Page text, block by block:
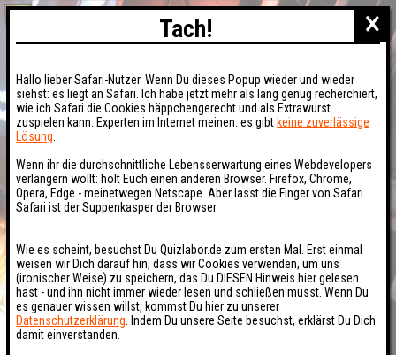
×
Tach!
Hallo lieber Safari-Nutzer. Wenn Du dieses Popup wieder und wieder
siehst: es liegt an Safari. Ich habe jetzt mehr als lang genug recherchiert,
wie ich Safari die Cookies häppchengerecht und als Extrawurst
zuspielen kann. Experten im Internet meinen: es gibt keine zuverlässige
Lösung
Wenn ihr die durchschnittliche Lebensserwartung eines Webdevelopers
verlängern wollt: holt Euch einen anderen Browser. Firefox, Chrome,
Opera, Edge - meinetwegen Netscape. Aber lasst die Finger von Safari.
Safari ist der Suppenkasper der Browser.
Wie es scheint, besuchst Du Quizlabor.de zum ersten Mal. Erst einmal
weisen wir Dich darauf hin, dass wir Cookies verwenden, um uns
(ironischer Weise) zu speichern, das Du DIESEN Hinweis hier gelesen
hast - und ihn nicht immer wieder lesen und schließen musst. Wenn Du
es genauer wissen willst, kommst Du hier zu unserer
Datenschutzerklärung . Indem Du unsere Seite besuchst, erklärst Du Dich
damit einverstanden.